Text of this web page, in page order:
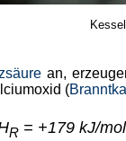
an,
(
R = +179 kJ/